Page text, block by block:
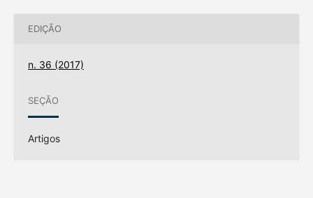
EDIÇÃO
n. 36 (2017)
SEÇÃO
Artigos